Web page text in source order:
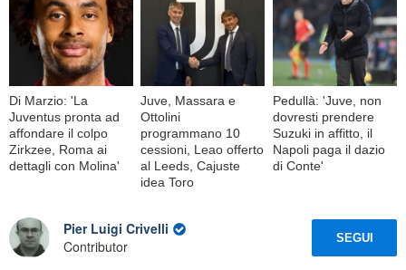
Di Marzio: 'La
Juventus pronta ad
affondare il colpo
Zirkzee, Roma ai
dettagli con Molina'
Juve, Massara e
Ottolini
programmano 10
cessioni, Leao offerto
al Leeds, Cajuste
idea Toro
Pedullà: 'Juve, non
dovresti prendere
Suzuki in affitto, il
Napoli paga il dazio
di Conte'
Pier Luigi Crivelli
Contributor
SEGUI